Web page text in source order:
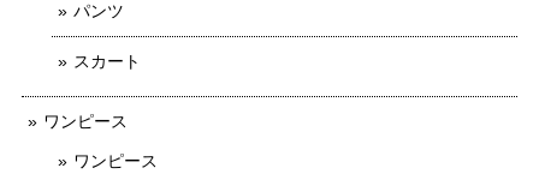
パンツ
スカート
ワンピース
ワンピース